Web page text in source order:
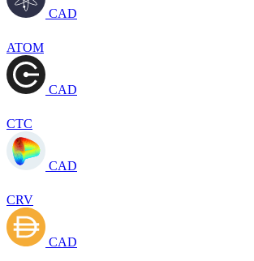
CAD
ATOM
CAD
CTC
CAD
CRV
CAD